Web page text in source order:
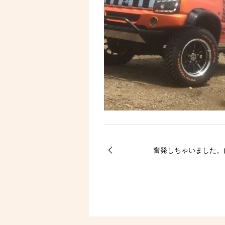
奮発しちゃいました